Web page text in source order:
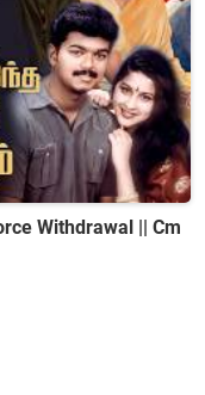
Withdrawal || Cm